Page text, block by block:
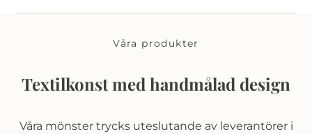
Våra produkter
Textilkonst med handmålad design
Våra mönster trycks uteslutande av leverantörer i